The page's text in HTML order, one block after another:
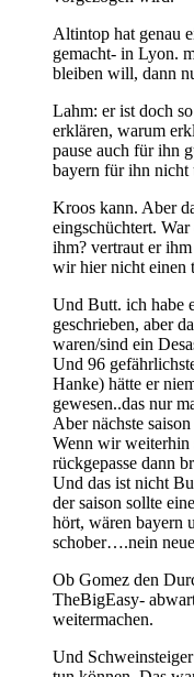
Altintop hat genau
gemacht- in Lyon.
bleiben will, dann
Lahm: er ist doch
erklären, warum
pause auch für ihn
bayern für ihn nicht
Kroos kann. Aber
eingschüchtert. War
ihm? vertraut er
wir hier nicht einen
Und Butt. ich habe
geschrieben, aber
waren/sind ein
Und 96
Hanke) hätte er
gewesen..das nur
Aber nächste
Wenn wir weiterhin
rückgepasse dann
Und das ist nicht
der saison sollte
hört, wären bayern
schober….nein
Ob Gomez den
TheBigEasy-
weitermachen.
Und